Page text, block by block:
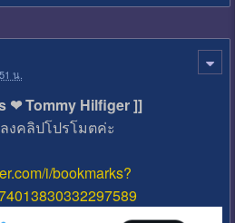
น.
❤ Tommy Hilfiger ]]
งคลิปโปรโมตค่ะ
i/bookmarks?